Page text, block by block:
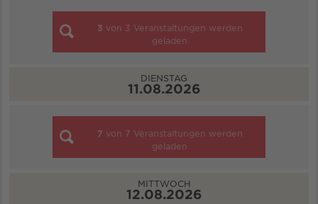
3 von 3 Veranstaltungen werden
geladen
DIENSTAG
11.08.2026
7 von 7 Veranstaltungen werden
geladen
MITTWOCH
12.08.2026